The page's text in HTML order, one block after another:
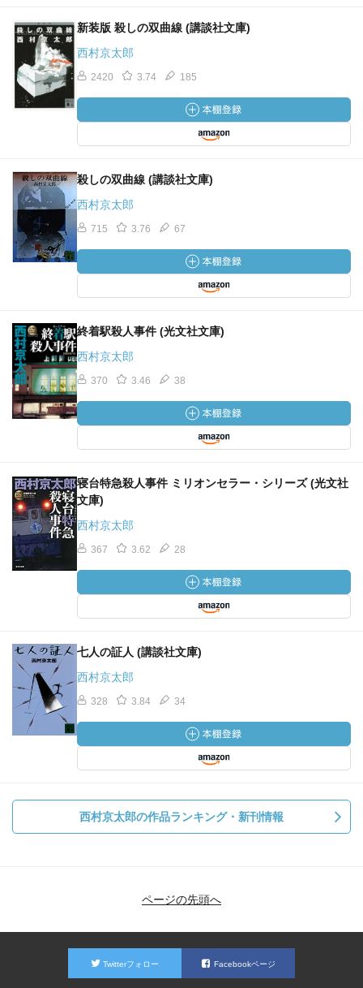
新装版 殺しの双曲線 (講談社文庫)
西村京太郎
2420 3.74 185
殺しの双曲線 (講談社文庫)
西村京太郎
715 3.76 67
終着駅殺人事件 (光文社文庫)
西村京太郎
370 3.46 38
寝台特急殺人事件 ミリオンセラー・シリーズ (光文社
文庫)
西村京太郎
367 3.62 28
七人の証人 (講談社文庫)
西村京太郎
328 3.84 34
西村京太郎の作品ランキング・新刊情報
ページの先頭へ
Twitterフォロー Facebookページ